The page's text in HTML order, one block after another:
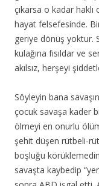
çıkarsa o kadar haklı
hayat felsefesinde.
geriye dönüş yoktur.
kulağına fısıldar ve
akılsız, herşeyi
Söyleyin bana
çocuk savaşa kader
ölmeyi en onurlu
şehit düşen rütbeli-
boşluğu
savaşta kaybedip